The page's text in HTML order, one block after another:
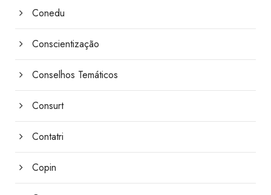
Conedu
Conscientização
Conselhos Temáticos
Consurt
Contatri
Copin